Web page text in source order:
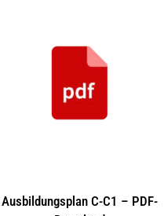
Ausbildungsplan C-C1 – PDF-